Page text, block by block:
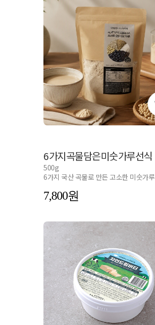
6가지곡물담은미숫가루선식
500g
6가지 국산 곡물로 만든 고소한 미숫가루
7,800